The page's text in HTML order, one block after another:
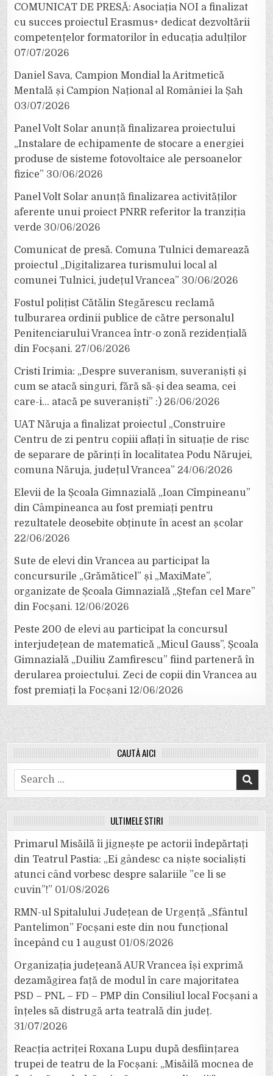
COMUNICAT DE PRESĂ: Asociația NOI a finalizat
cu succes proiectul Erasmus+ dedicat dezvoltării
competențelor formatorilor în educația adulților
07/07/2026
Daniel Sava, Campion Mondial la Aritmetică
Mentală și Campion Național al României la Șah
03/07/2026
Panel Volt Solar anunță finalizarea proiectului
„Instalare de echipamente de stocare a energiei
produse de sisteme fotovoltaice ale persoanelor
fizice” 30/06/2026
Panel Volt Solar anunță finalizarea activităților
aferente unui proiect PNRR referitor la tranziția
verde 30/06/2026
Comunicat de presă. Comuna Tulnici demarează
proiectul „Digitalizarea turismului local al
comunei Tulnici, județul Vrancea” 30/06/2026
Fostul polițist Cătălin Stegărescu reclamă
tulburarea ordinii publice de către personalul
Penitenciarului Vrancea într-o zonă rezidențială
din Focșani. 27/06/2026
Cristi Irimia: „Despre suveranism, suveraniști și
cum se atacă singuri, fără să-și dea seama, cei
care-i… atacă pe suveraniști” :) 26/06/2026
UAT Năruja a finalizat proiectul „Construire
Centru de zi pentru copiii aflați în situație de risc
de separare de părinți în localitatea Podu Nărujei,
comuna Năruja, județul Vrancea” 24/06/2026
Elevii de la Școala Gimnazială „Ioan Cîmpineanu”
din Câmpineanca au fost premiați pentru
rezultatele deosebite obținute în acest an școlar
22/06/2026
Sute de elevi din Vrancea au participat la
concursurile „Grămăticel” și „MaxiMate”,
organizate de Școala Gimnazială „Ștefan cel Mare”
din Focșani. 12/06/2026
Peste 200 de elevi au participat la concursul
interjudețean de matematică „Micul Gauss”, Școala
Gimnazială „Duiliu Zamfirescu” fiind parteneră în
derularea proiectului. Zeci de copii din Vrancea au
fost premiați la Focșani 12/06/2026
CAUTĂ AICI
Search
for:
ULTIMELE ȘTIRI
Primarul Misăilă îi jignește pe actorii îndepărtați
din Teatrul Pastia: „Ei gândesc ca niște socialiști
atunci când vorbesc despre salariile ”ce li se
cuvin”!” 01/08/2026
RMN-ul Spitalului Județean de Urgență „Sfântul
Pantelimon” Focșani este din nou funcțional
începând cu 1 august 01/08/2026
Organizația județeană AUR Vrancea își exprimă
dezamăgirea față de modul în care majoritatea
PSD – PNL – FD – PMP din Consiliul local Focșani a
înțeles să distrugă arta teatrală din județ.
31/07/2026
Reacția actriței Roxana Lupu după desființarea
trupei de teatru de la Focșani: „Misăilă mocnea de